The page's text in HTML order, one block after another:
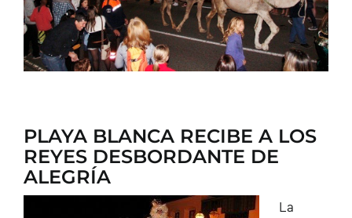
PLAYA BLANCA RECIBE A LOS
REYES DESBORDANTE DE
ALEGRÍA
La